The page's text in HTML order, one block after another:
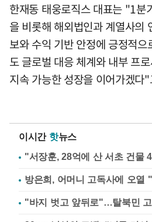
한재동 태웅로직스 대표는 "1분
을 비롯해 해외법인과 계열사의
보와 수익 기반 안정에 긍정적
도 글로벌 대응 체계와 내부 프
지속 가능한 성장을 이어가겠다
이시간 핫뉴스
"서장훈, 28억에 산 서초 건물
방은희, 어머니 고독사에 오열
"바지 벗고 앞뒤로"…탈북민